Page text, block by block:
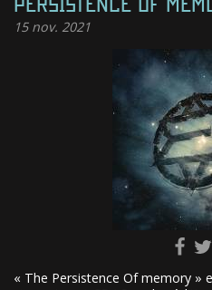
15nov. 2021
« The Persistence Of memory »